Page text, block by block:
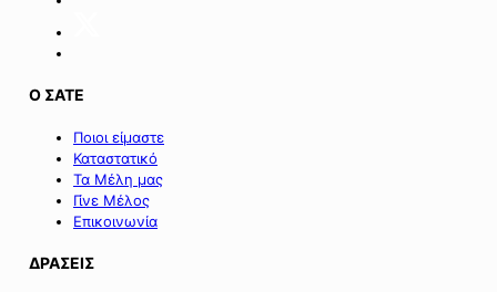
Ο ΣΑΤΕ
Ποιοι είμαστε
Καταστατικό
Τα Μέλη μας
Γίνε Μέλος
Επικοινωνία
ΔΡΑΣΕΙΣ